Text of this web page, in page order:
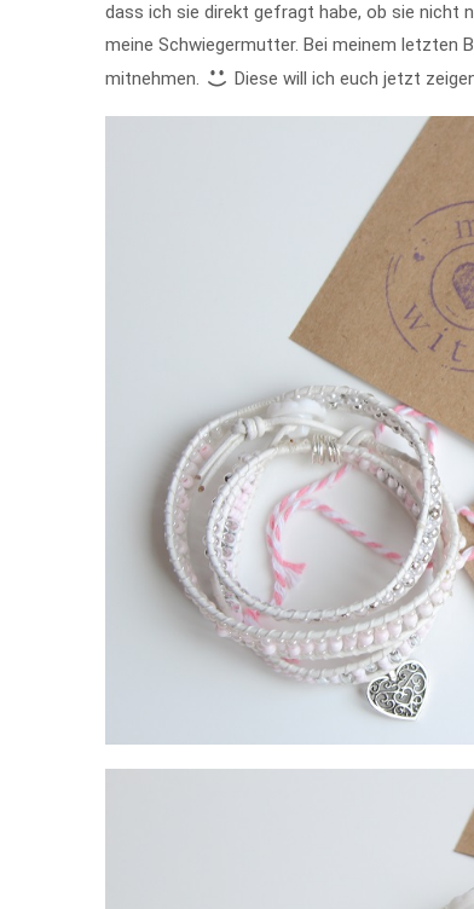
dass ich sie direkt gefragt habe, ob sie nicht
meine Schwiegermutter. Bei meinem letzten
mitnehmen.
Diese will ich euch jetzt